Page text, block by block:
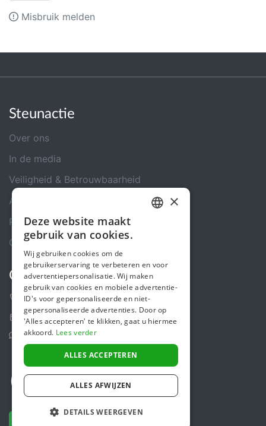
Misbruik melden
Steunactie
Over ons
In de media
Veiligheid & Betrouwbaarheid
Algemene voorwaarden
Privacybeleid
Cookiebeleid
Contact
+31 (0)85 488 4765
Contactformulier
Helpcentrum
ENGLISH
×
Deze website maakt
gebruik van cookies.
Wij gebruiken cookies om de
gebruikerservaring te verbeteren en voor
advertentiepersonalisatie. Wij maken
gebruik van cookies en mobiele advertentie-
ID's voor gepersonaliseerde en niet-
gepersonaliseerde advertenties. Door op
'Alles accepteren' te klikken, gaat u hiermee
akkoord. Lees verder
ALLES ACCEPTEREN
ALLES AFWIJZEN
DETAILS WEERGEVEN